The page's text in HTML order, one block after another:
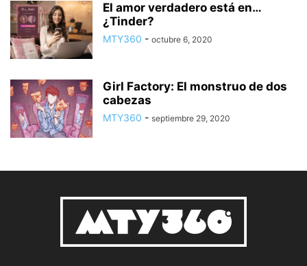
El amor verdadero está en…
¿Tinder?
MTY360 - octubre 6, 2020
Girl Factory: El monstruo de dos
cabezas
MTY360 - septiembre 29, 2020